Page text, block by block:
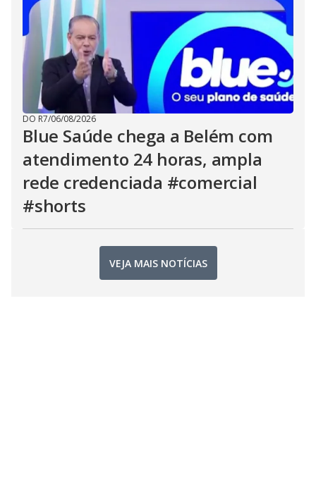
DO R7/06/08/2026
Blue Saúde chega a Belém com
atendimento 24 horas, ampla
rede credenciada #comercial
#shorts
VEJA MAIS NOTÍCIAS